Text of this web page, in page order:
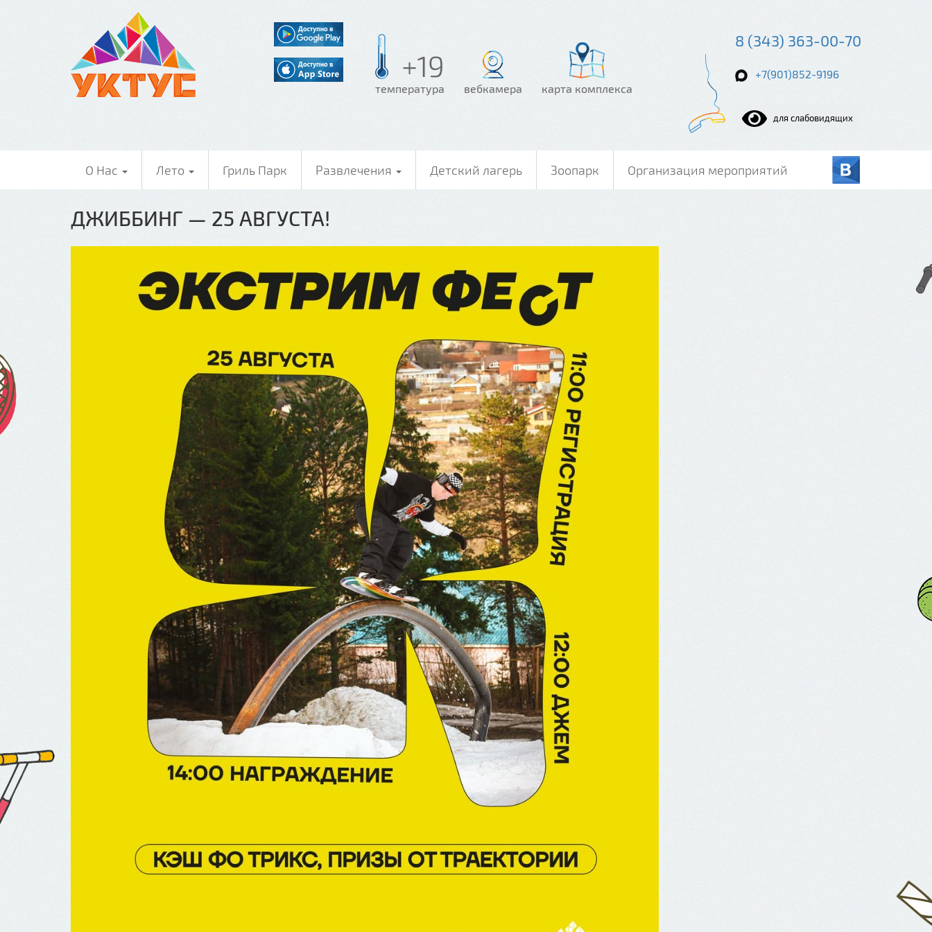
+19
температура вебкамера карта комплекса
8 (343) 363-00-70
+7(901)852-9196
для слабовидящих
О Нас Лето Гриль Парк Развлечения Детский лагерь Зоопарк Организация мероприятий
ДЖИББИНГ — 25 АВГУСТА!